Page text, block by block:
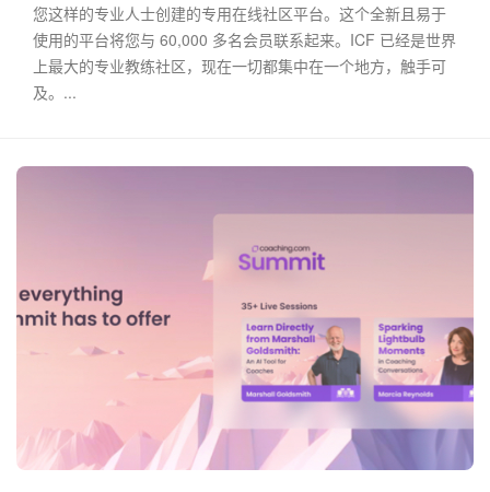
您这样的专业人士创建的专用在线社区平台。这个全新且易于
使用的平台将您与 60,000 多名会员联系起来。ICF 已经是世界
上最大的专业教练社区，现在一切都集中在一个地方，触手可
及。...